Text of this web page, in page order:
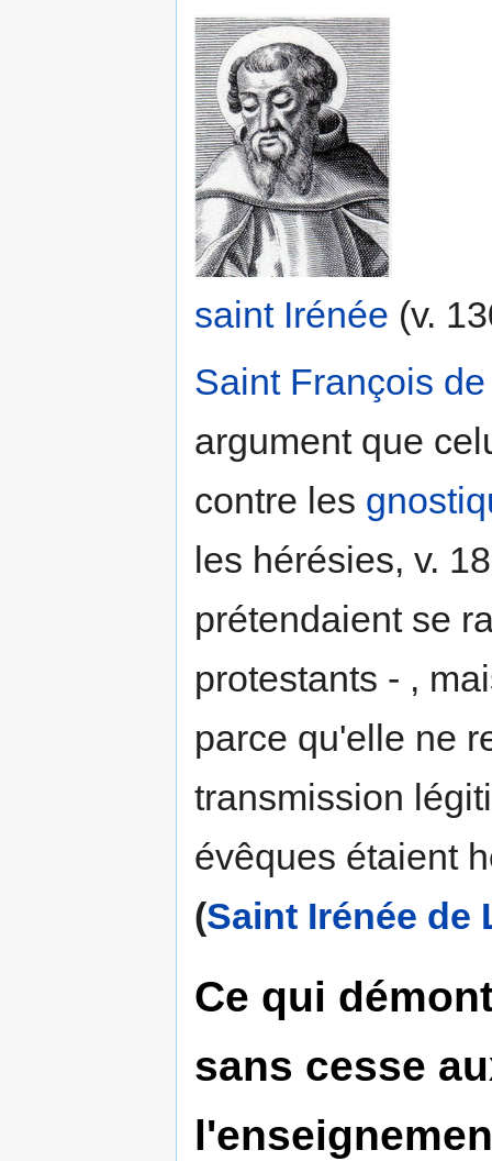
saint Irénée (v.
Saint François
argument que
contre les
les hérésies, v.
prétendaient se
protestants - ,
parce qu'elle ne
transmission
évêques étaient
(Saint Irénée de
Ce qui
sans cesse